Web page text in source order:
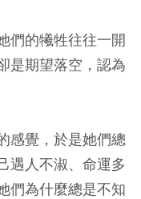
們的犧牲往往一開
是期望落空，認為
感覺，於是她們總
遇人不淑、命運多
們為什麼總是不知